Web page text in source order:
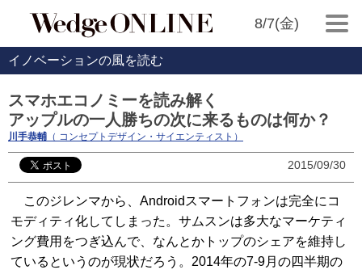
8/7(金)
イノベーションの風を読む
スマホエコノミーを読み解く
アップルの一人勝ちの次に来るものは何か？
川手恭輔 （ コンセプトデザイン・サイエンティスト）
2015/09/30
このジレンマから、Androidスマートフォンは完全にコ
モディティ化してしまった。サムスンは多大なマーケティ
ング費用をつぎ込んで、なんとかトップのシェアを維持し
ているというのが現状だろう。2014年の7-9月の四半期の